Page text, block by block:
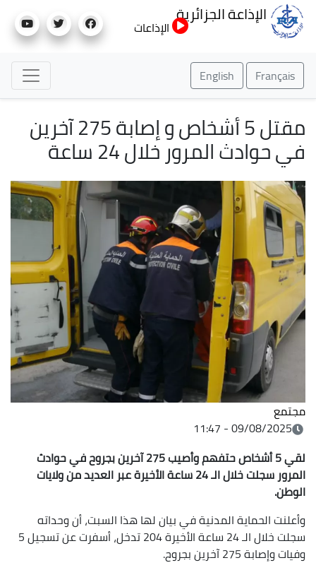
إلى
الإذاعة الجزائرية
الإذاعات
Français
English
مقتل 5 أشخاص و إصابة 275 آخرين
في حوادث المرور خلال 24 ساعة
مجتمع
09/08/2025 - 11:47
لقي 5 أشخاص حتفهم وأصيب 275 آخرين بجروح في حوادث
المرور سجلت خلال الـ 24 ساعة الأخيرة عبر العديد من ولايات
الوطن.
وأعلنت الحماية المدنية في بيان لها هذا السبت، أن وحداته
سجلت خلال الـ 24 ساعة الأخيرة 204 تدخل، أسفرت عن تسجيل 5
وفيات وإصابة 275 آخرين بجروح.